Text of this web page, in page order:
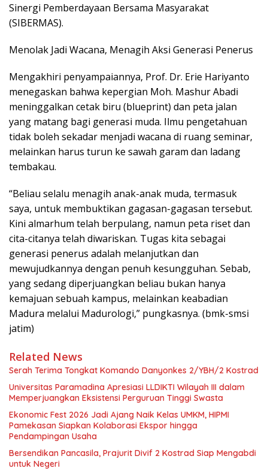
Sinergi Pemberdayaan Bersama Masyarakat
(SIBERMAS).
Menolak Jadi Wacana, Menagih Aksi Generasi Penerus
Mengakhiri penyampaiannya, Prof. Dr. Erie Hariyanto
menegaskan bahwa kepergian Moh. Mashur Abadi
meninggalkan cetak biru (blueprint) dan peta jalan
yang matang bagi generasi muda. Ilmu pengetahuan
tidak boleh sekadar menjadi wacana di ruang seminar,
melainkan harus turun ke sawah garam dan ladang
tembakau.
“Beliau selalu menagih anak-anak muda, termasuk
saya, untuk membuktikan gagasan-gagasan tersebut.
Kini almarhum telah berpulang, namun peta riset dan
cita-citanya telah diwariskan. Tugas kita sebagai
generasi penerus adalah melanjutkan dan
mewujudkannya dengan penuh kesungguhan. Sebab,
yang sedang diperjuangkan beliau bukan hanya
kemajuan sebuah kampus, melainkan keabadian
Madura melalui Madurologi,” pungkasnya. (bmk-smsi
jatim)
Related News
Serah Terima Tongkat Komando Danyonkes 2/YBH/2 Kostrad
Universitas Paramadina Apresiasi LLDIKTI Wilayah III dalam
Memperjuangkan Eksistensi Perguruan Tinggi Swasta
Ekonomic Fest 2026 Jadi Ajang Naik Kelas UMKM, HIPMI
Pamekasan Siapkan Kolaborasi Ekspor hingga
Pendampingan Usaha
Bersendikan Pancasila, Prajurit Divif 2 Kostrad Siap Mengabdi
untuk Negeri